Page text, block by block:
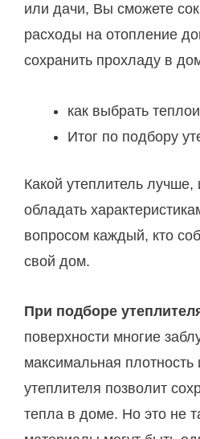
или дачи, Вы сможете
расходы на отопление
сохранить прохладу в
как выбрать
Итог по подбору
Какой утеплитель
обладать
вопросом каждый, кто
свой дом.
При подборе
поверхности многие
максимальная
утеплителя позволит
тепла в доме. Но это не